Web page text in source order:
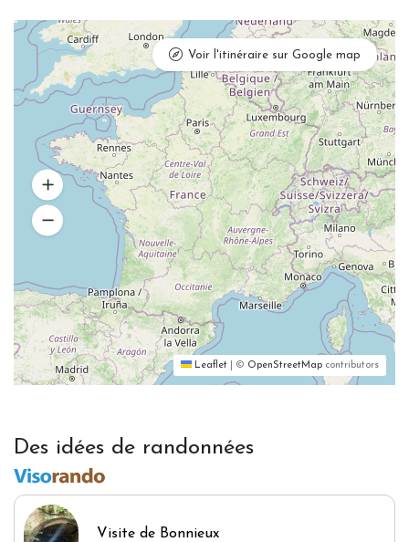
Leaflet © OpenStreetMap contributors
Voir l'itinéraire sur Google map
Des idées de randonnées
Visite de Bonnieux